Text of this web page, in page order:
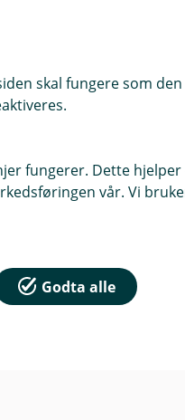
skal fungere som
fungerer. Dette
vår. Vi
Godta alle